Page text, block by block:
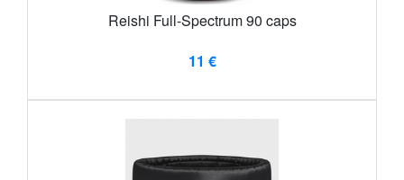
Reishi Full-Spectrum 90 caps
11 €